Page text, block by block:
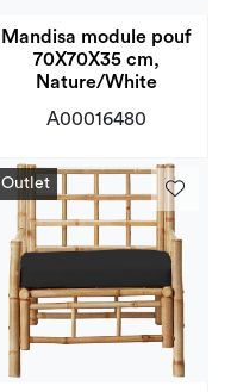
Mandisa module pouf
70X70X35 cm,
Nature/White
A00016480
Outlet